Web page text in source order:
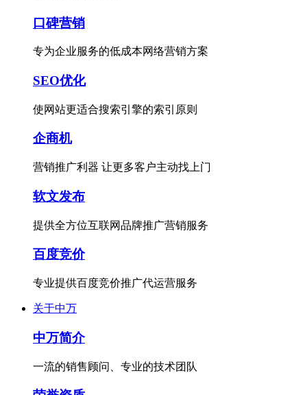
口碑营销
专为企业服务的低成本网络营销方案
SEO优化
使网站更适合搜索引擎的索引原则
企商机
营销推广利器 让更多客户主动找上门
软文发布
提供全方位互联网品牌推广营销服务
百度竞价
专业提供百度竞价推广代运营服务
关于中万
中万简介
一流的销售顾问、专业的技术团队